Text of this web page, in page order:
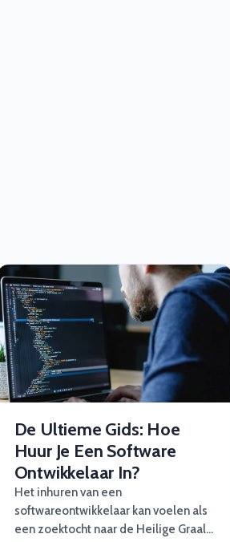
De Ultieme Gids: Hoe
Huur Je Een Software
Ontwikkelaar In?
Het inhuren van een
softwareontwikkelaar kan voelen als
een zoektocht naar de Heilige Graal